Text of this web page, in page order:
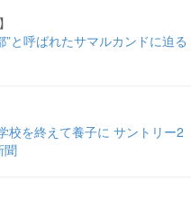
と呼ばれたサマルカンドに迫る
を終えて養子に サントリー2
聞